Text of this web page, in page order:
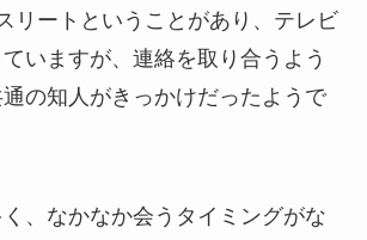
リートということがあり、テレビ
いますが、連絡を取り合うよう
の知人がきっかけだったようで
、なかなか会うタイミングがな